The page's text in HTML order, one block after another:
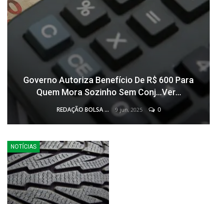
Governo Autoriza Benefício De R$ 600 Para
Quem Mora Sozinho Sem Conj…Ver…
REDAÇÃO BOLSA FAMÍLIA 9 jun, 2025 0
NOTÍCIAS